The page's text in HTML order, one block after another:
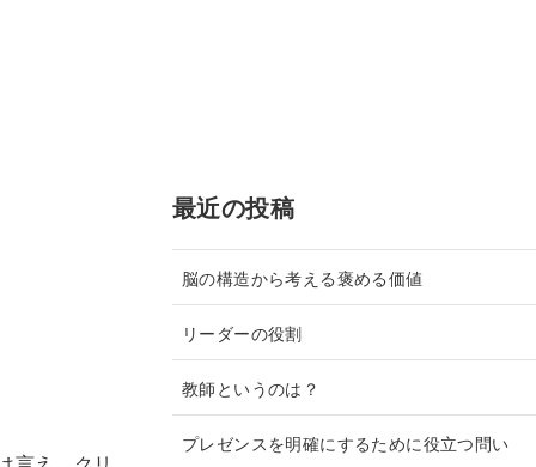
最近の投稿
脳の構造から考える褒める価値
リーダーの役割
教師というのは？
プレゼンスを明確にするために役立つ問い